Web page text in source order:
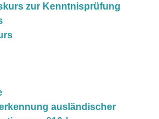
zur Kenntnisprüfung
ausländischer